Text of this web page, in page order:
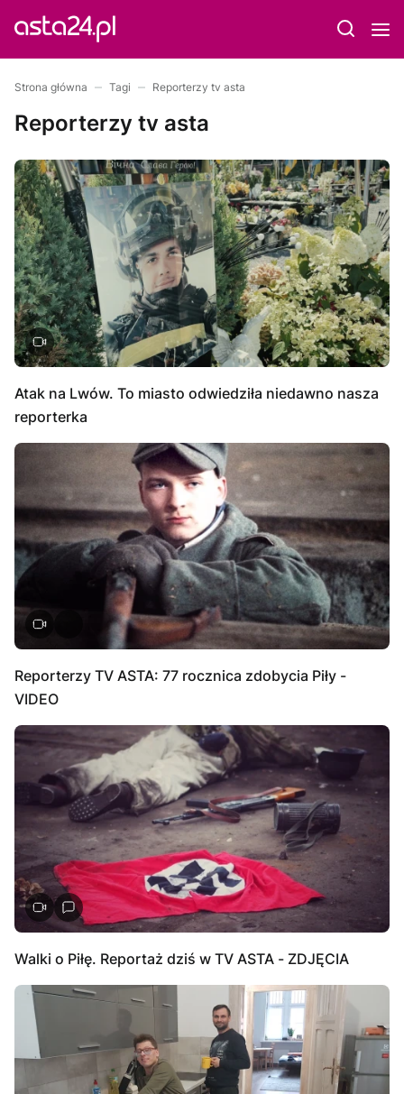
Strona główna Tagi Reporterzy tv asta
Reporterzy tv asta
Atak na Lwów. To miasto odwiedziła niedawno nasza
reporterka
Reporterzy TV ASTA: 77 rocznica zdobycia Piły -
VIDEO
Walki o Piłę. Reportaż dziś w TV ASTA - ZDJĘCIA